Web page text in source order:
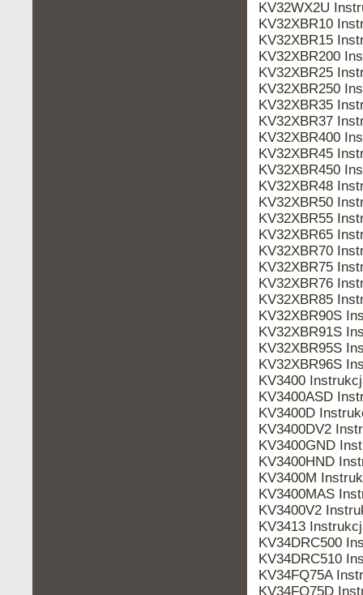
KV32WX2U
KV32XBR10
KV32XBR15
KV32XBR200
KV32XBR25
KV32XBR250
KV32XBR35
KV32XBR37
KV32XBR400
KV32XBR45
KV32XBR450
KV32XBR48
KV32XBR50
KV32XBR55
KV32XBR65
KV32XBR70
KV32XBR75
KV32XBR76
KV32XBR85
KV32XBR90S
KV32XBR91S
KV32XBR95S
KV32XBR96S
KV3400
KV3400ASD
KV3400D
KV3400DV2
KV3400GND
KV3400HND
KV3400M
KV3400MAS
KV3400V2
KV3413
KV34DRC500
KV34DRC510
KV34FQ75A
KV34FQ75D